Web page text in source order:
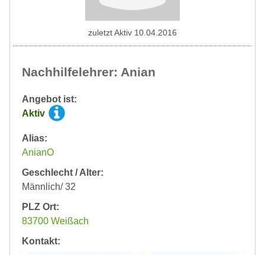
Nachhilfelehrer: Anian
Angebot ist:
Aktiv
Alias:
AnianO
Geschlecht / Alter:
Männlich/ 32
PLZ Ort:
83700 Weißach
Kontakt:
zuletzt Aktiv 10.04.2016